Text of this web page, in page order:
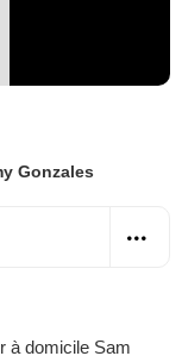
Gonzales
à domicile Sam